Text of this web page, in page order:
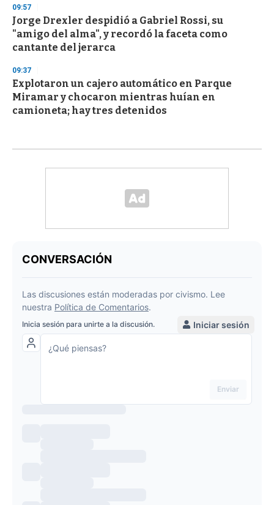
09:57
Jorge Drexler despidió a Gabriel Rossi, su
"amigo del alma", y recordó la faceta como
cantante del jerarca
09:37
Explotaron un cajero automático en Parque
Miramar y chocaron mientras huían en
camioneta; hay tres detenidos